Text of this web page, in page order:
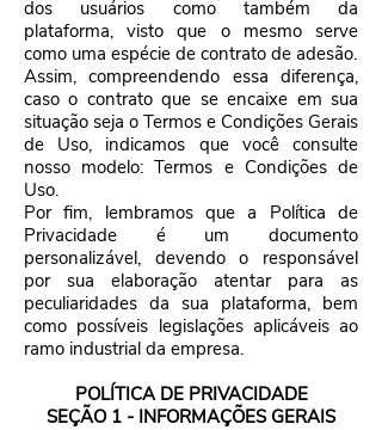
dos usuários como também da
plataforma, visto que o mesmo serve
como uma espécie de contrato de adesão.
Assim, compreendendo essa diferença,
caso o contrato que se encaixe em sua
situação seja o Termos e Condições Gerais
de Uso, indicamos que você consulte
nosso modelo:Termos e Condições de
Uso.
Por fim, lembramos que a Política de
Privacidade é um documento
personalizável, devendo o responsável
por sua elaboração atentar para as
peculiaridades da sua plataforma, bem
como possíveis legislações aplicáveis ao
ramo industrial da empresa.
POLÍTICA DE PRIVACIDADE
SEÇÃO 1 - INFORMAÇÕES GERAIS